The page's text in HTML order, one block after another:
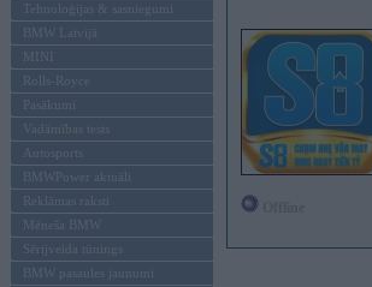
Tehnoloģijas & sasniegumi
BMW Latvijā
MINI
Rolls-Royce
Pasākumi
Vadāmības tests
Autosports
BMWPower aktuāli
Reklāmas raksti
Mēneša BMW
Sērijveida tūnings
BMW pasaules jaunumi